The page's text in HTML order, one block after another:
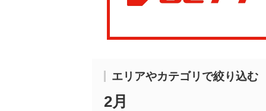
エリアやカテゴリで絞り込む
2月